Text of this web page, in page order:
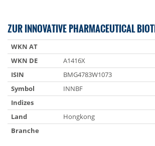
ZUR INNOVATIVE PHARMACEUTICAL
WKN AT
WKN DE
A1416X
ISIN
BMG4783W1073
Symbol
INNBF
Indizes
Land
Hongkong
Branche